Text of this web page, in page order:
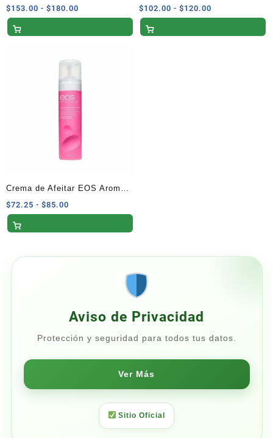
Silver Protect 200 ml
$153.00 - $180.00
de
$153.00
$180.00
Foamy Mentol con Sensación
Refrescante – 322 ml
$102.00 - $120.00
de
Crema de Afeitar EOS Aroma
Granada Frambuesa – 207 ml
$72.25 - $85.00
de
$72.25
Aviso de Privacidad
Protección y seguridad para todos tus datos.
Ver Más
Sitio Oficial